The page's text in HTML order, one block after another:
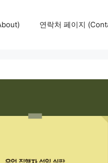
연락처 페이지